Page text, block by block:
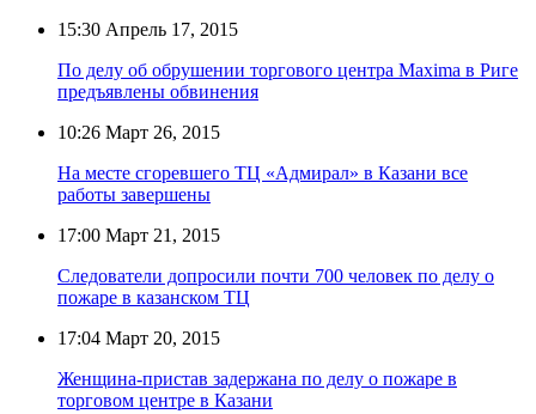
15:30 Апрель 17, 2015
По делу об обрушении торгового центра Maxima в Риге
предъявлены обвинения
10:26 Март 26, 2015
На месте сгоревшего ТЦ «Адмирал» в Казани все
работы завершены
17:00 Март 21, 2015
Следователи допросили почти 700 человек по делу о
пожаре в казанском ТЦ
17:04 Март 20, 2015
Женщина-пристав задержана по делу о пожаре в
торговом центре в Казани